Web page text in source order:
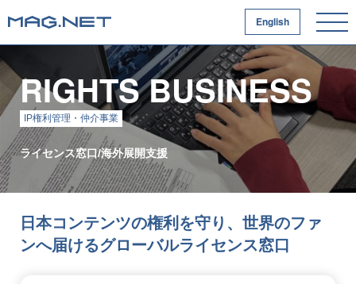
English
RIGHTS BUSINESS
IP権利管理・仲介事業
ライセンス窓口/海外展開支援
日本コンテンツの権利を守り、世界のファ
ンへ届けるグローバルライセンス窓口